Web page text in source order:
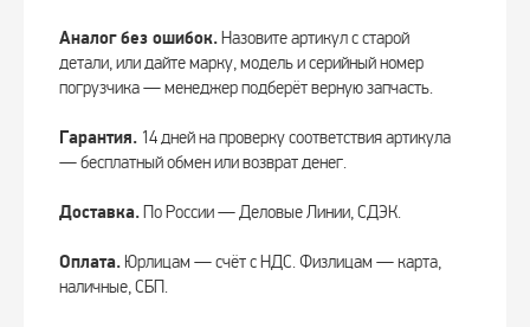
Аналог без ошибок.Назовите артикул с старой
детали, или дайте марку, модель и серийный номер
погрузчика — менеджер подберёт верную запчасть.
Гарантия. 14 дней на проверку соответствия артикула
— бесплатный обмен или возврат денег.
Доставка.По России — Деловые Линии, СДЭК.
Оплата. Юрлицам — счёт с НДС. Физлицам — карта,
наличные, СБП.